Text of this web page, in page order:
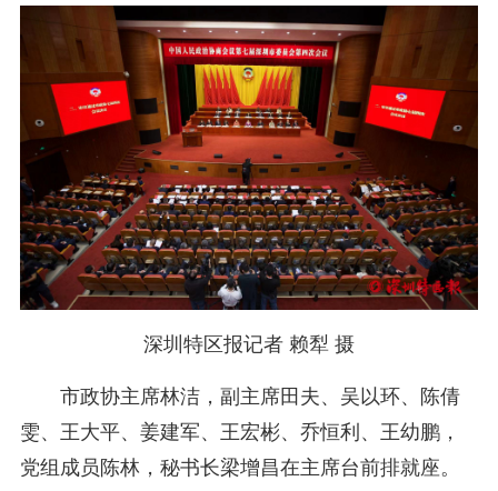
深圳特区报记者 赖犁 摄
市政协主席林洁，副主席田夫、吴以环、陈倩
雯、王大平、姜建军、王宏彬、乔恒利、王幼鹏，
党组成员陈林，秘书长梁增昌在主席台前排就座。